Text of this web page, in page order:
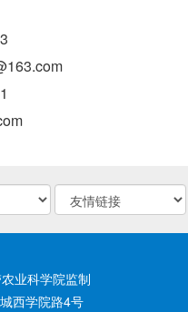
业科学院监制
西学院路4号